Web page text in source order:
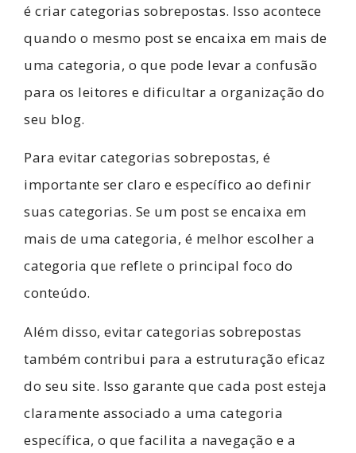
é criar categorias sobrepostas. Isso acontece
quando o mesmo post se encaixa em mais de
uma categoria, o que pode levar a confusão
para os leitores e dificultar a organização do
seu blog.
Para evitar categorias sobrepostas, é
importante ser claro e específico ao definir
suas categorias. Se um post se encaixa em
mais de uma categoria, é melhor escolher a
categoria que reflete o principal foco do
conteúdo.
Além disso, evitar categorias sobrepostas
também contribui para a estruturação eficaz
do seu site. Isso garante que cada post esteja
claramente associado a uma categoria
específica, o que facilita a navegação e a